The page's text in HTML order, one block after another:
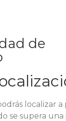
de
localizar a
se supera una